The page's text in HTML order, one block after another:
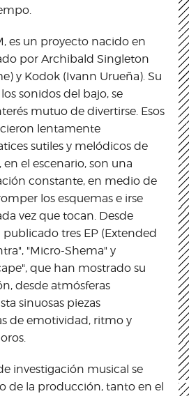
es un proyecto nacido en
por Archibald Singleton
y Kodok (Ivann Urueña). Su
sonidos del bajo, se
mutuo de divertirse. Esos
lentamente
sutiles y melódicos de
el escenario, son una
constante, en medio de
los esquemas e irse
vez que tocan. Desde
publicado tres EP (Extended
"Micro-Shema" y
que han mostrado su
desde atmósferas
sinuosas piezas
de emotividad, ritmo y
investigación musical se
de la producción, tanto en el